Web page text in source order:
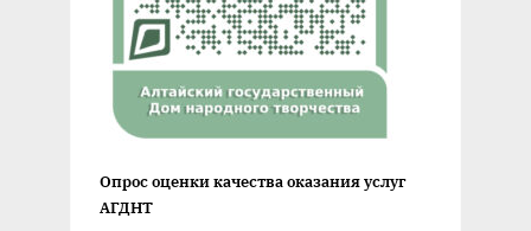
Опрос оценки качества оказания услуг
АГДНТ